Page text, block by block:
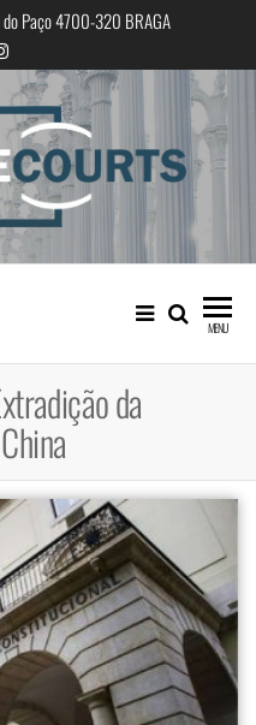
Paço 4700-320 BRAGA
Igualdade e diferença cultural na
judicial portuguesa
MENU
da